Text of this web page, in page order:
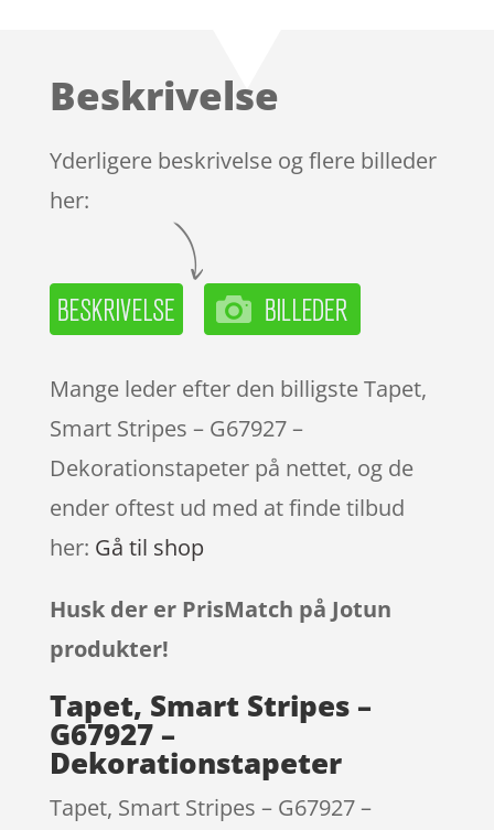
Beskrivelse
Yderligere beskrivelse og flere billeder
her:
Mange leder efter den billigste Tapet,
Smart Stripes – G67927 –
Dekorationstapeter på nettet, og de
ender oftest ud med at finde tilbud
her: Gå til shop
Husk der er PrisMatch på Jotun
produkter!
Tapet, Smart Stripes –
G67927 –
Dekorationstapeter
Tapet, Smart Stripes – G67927 –